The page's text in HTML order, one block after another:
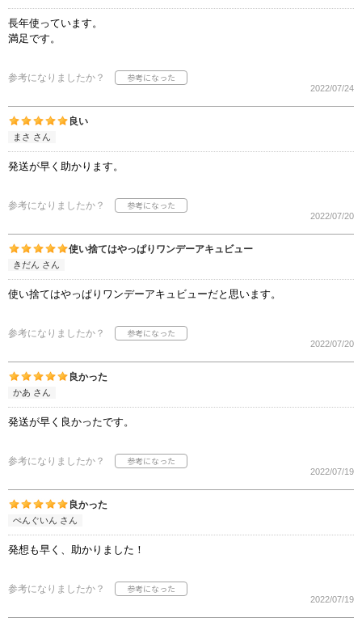
長年使っています。
満足です。
参考になりましたか？
2022/07/24
良い
まさ さん
発送が早く助かります。
参考になりましたか？
2022/07/20
使い捨てはやっぱりワンデーアキュビュー
きだん さん
使い捨てはやっぱりワンデーアキュビューだと思います。
参考になりましたか？
2022/07/20
良かった
かあ さん
発送が早く良かったです。
参考になりましたか？
2022/07/19
良かった
ぺんぐいん さん
発想も早く、助かりました！
参考になりましたか？
2022/07/19